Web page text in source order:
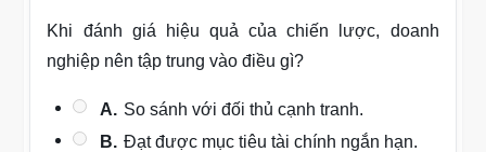
Khi đánh giá hiệu quả của chiến lược, doanh
nghiệp nên tập trung vào điều gì?
A. So sánh với đối thủ cạnh tranh.
B. Đạt được mục tiêu tài chính ngắn hạn.